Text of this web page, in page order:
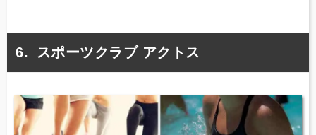
スポーツクラブ アクトス